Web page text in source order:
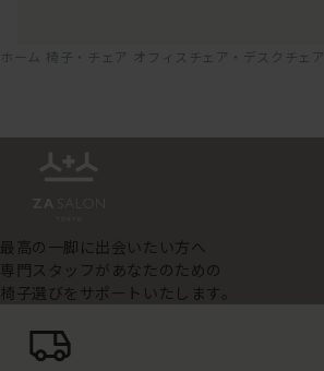
ホーム 椅子・チェア オフィスチェア・デスクチェア
最高の一脚に出会いたい方へ
専門スタッフがあなたのための
椅子選びをサポートいたします。